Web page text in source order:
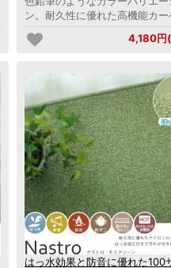
ン。耐久性に優れた高機能カー
4,180円
はっ水効果と防音に優れた100